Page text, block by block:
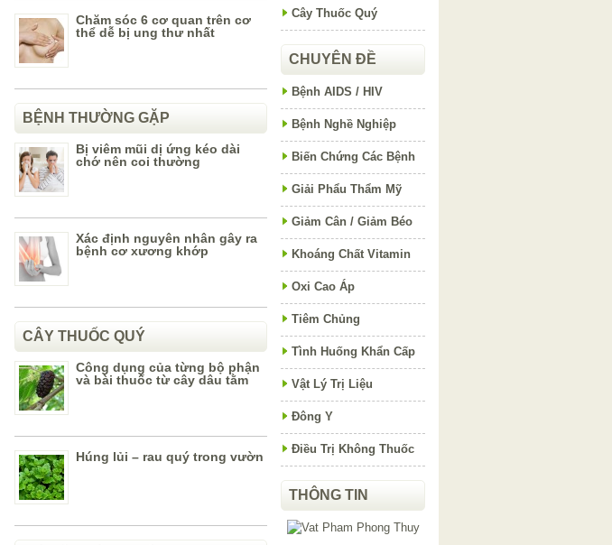
Chăm sóc 6 cơ quan trên cơ
thể dễ bị ung thư nhất
BỆNH THƯỜNG GẶP
Bị viêm mũi dị ứng kéo dài
chớ nên coi thường
Xác định nguyên nhân gây ra
bệnh cơ xương khớp
CÂY THUỐC QUÝ
Công dụng của từng bộ phận
và bài thuốc từ cây dâu tằm
Húng lủi – rau quý trong vườn
Cây Thuốc Quý
CHUYÊN ĐỀ
Bệnh AIDS / HIV
Bệnh Nghề Nghiệp
Biến Chứng Các Bệnh
Giải Phẩu Thẩm Mỹ
Giảm Cân / Giảm Béo
Khoáng Chất Vitamin
Oxi Cao Áp
Tiêm Chủng
Tình Huống Khẩn Cấp
Vật Lý Trị Liệu
Đông Y
Điều Trị Không Thuốc
THÔNG TIN